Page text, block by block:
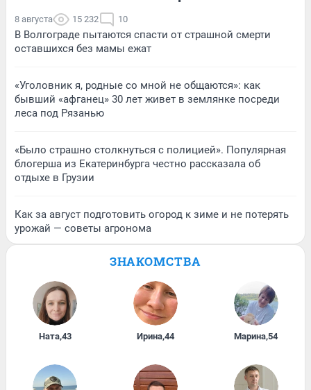
8 августа 15 232 10
В Волгограде пытаются спасти от страшной смерти
оставшихся без мамы ежат
«Уголовник я, родные со мной не общаются»: как
бывший «афганец» 30 лет живет в землянке посреди
леса под Рязанью
«Было страшно столкнуться с полицией». Популярная
блогерша из Екатеринбурга честно рассказала об
отдыхе в Грузии
Как за август подготовить огород к зиме и не потерять
урожай — советы агронома
ЗНАКОМСТВА
Ната,43 Ирина,44 Марина,54